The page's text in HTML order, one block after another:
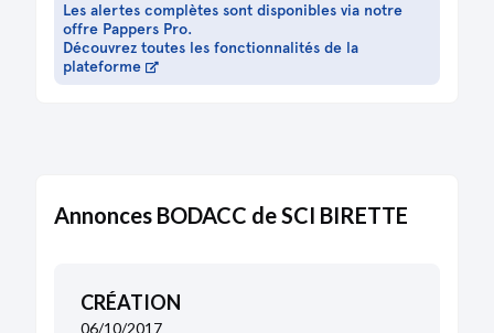
Les alertes complètes sont disponibles via notre
offre Pappers Pro.
Découvrez toutes les fonctionnalités de la
plateforme
Annonces BODACC de SCI BIRETTE
CRÉATION
06/10/2017